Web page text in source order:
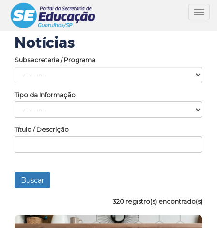
Notícias
Subsecretaria / Programa
Tipo da Informação
Título / Descrição
320 registro(s) encontrado(s)